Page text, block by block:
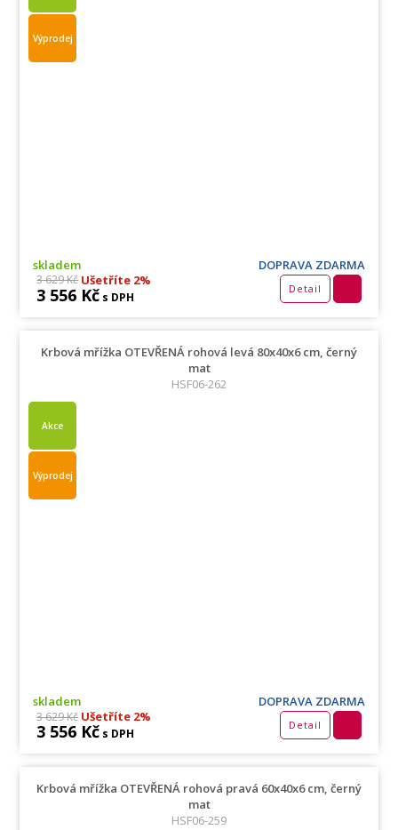
Výprodej
skladem DOPRAVA ZDARMA
3 629 KčUšetříte 2%
3 556 Kč s DPH
Detail
Krbová mřížka OTEVŘENÁ rohová levá 80x40x6 cm, černý
mat
HSF06-262
Akce
Výprodej
skladem DOPRAVA ZDARMA
3 629 KčUšetříte 2%
3 556 Kč s DPH
Detail
Krbová mřížka OTEVŘENÁ rohová pravá 60x40x6 cm, černý
mat
HSF06-259